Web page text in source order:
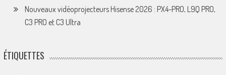
Nouveaux vidéoprojecteurs Hisense 2026 : PX4-PRO, L9Q PRO,
C3 PRO et C3 Ultra
ÉTIQUETTES